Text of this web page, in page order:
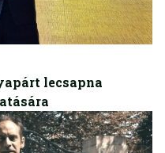
lecsapna